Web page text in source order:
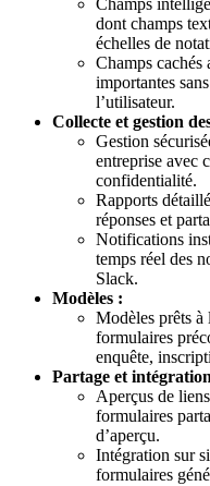
Champs
dont champs
échelles de
Champs cachés
importantes
l’utilisateur.
Collecte et gestion
Gestion
entreprise avec
confidentialité.
Rapports
réponses et
Notifications
temps réel des
Slack.
Modèles :
Modèles prêts
formulaires
enquête,
Partage et
Aperçus de
formulaires
d’aperçu.
Intégration sur
formulaires